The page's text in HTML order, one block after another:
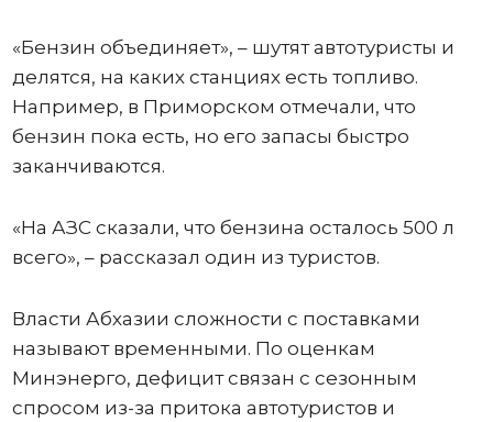
«Бензин объединяет», – шутят автотуристы и
делятся, на каких станциях есть топливо.
Например, в Приморском отмечали, что
бензин пока есть, но его запасы быстро
заканчиваются.
«На АЗС сказали, что бензина осталось 500 л
всего», – рассказал один из туристов.
Власти Абхазии сложности с поставками
называют временными. По оценкам
Минэнерго, дефицит связан с сезонным
спросом из-за притока автотуристов и